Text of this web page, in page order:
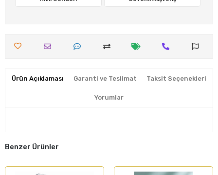
Ürün Açıklaması Garanti ve Teslimat Taksit Seçenekleri
Yorumlar
Benzer Ürünler